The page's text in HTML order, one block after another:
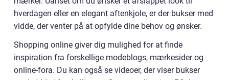
hverdagen eller en elegant aftenkjole, er der bukser med
vidde, der venter på at opfylde dine behov og ønsker.
Shopping online giver dig mulighed for at finde
inspiration fra forskellige modeblogs, mærkesider og
online-fora. Du kan også se videoer, der viser bukser